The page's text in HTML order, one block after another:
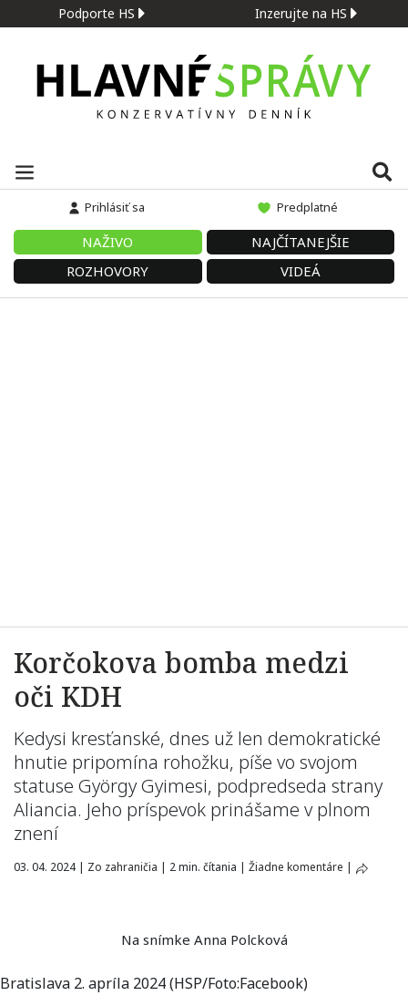
Podporte HS Inzerujte na HS
Prihlásiť sa Predplatné
NAŽIVO
NAJČÍTANEJŠIE
ROZHOVORY
VIDEÁ
Korčokova bomba medzi
oči KDH
Kedysi kresťanské, dnes už len demokratické
hnutie pripomína rohožku, píše vo svojom
statuse György Gyimesi, podpredseda strany
Aliancia. Jeho príspevok prinášame v plnom
znení
03. 04. 2024 | Zo zahraničia | 2 min. čítania | Žiadne komentáre |
Na snímke Anna Polcková
Bratislava 2. apríla 2024 (HSP/Foto:Facebook)